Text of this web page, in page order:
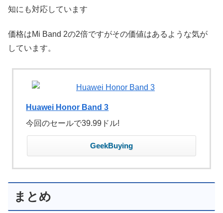
知にも対応しています
価格はMi Band 2の2倍ですがその価値はあるような気が
しています。
Huawei Honor Band 3
今回のセールで39.99ドル!
GeekBuying
まとめ